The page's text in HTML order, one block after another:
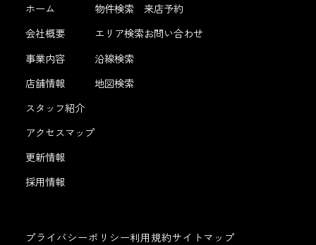
ホーム
会社概要
事業内容
店舗情報
スタッフ紹介
アクセスマップ
更新情報
採用情報
物件検索
エリア検索
沿線検索
地図検索
来店予約
お問い合わせ
プライバシーポリシー利用規約サイトマップ